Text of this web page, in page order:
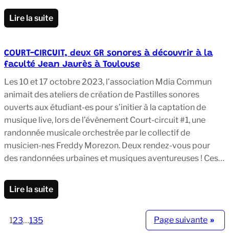
Lire la suite
COURT-CIRCUIT, deux GR sonores à découvrir à la
faculté Jean Jaurès à Toulouse
Les 10 et 17 octobre 2023, l’association Mdia Commun
animait des ateliers de création de Pastilles sonores
ouverts aux étudiant-es pour s’initier à la captation de
musique live, lors de l’évènement Court-circuit #1, une
randonnée musicale orchestrée par le collectif de
musicien-nes Freddy Morezon. Deux rendez-vous pour
des randonnées urbaines et musiques aventureuses ! Ces…
Lire la suite
123…135 Page suivante »